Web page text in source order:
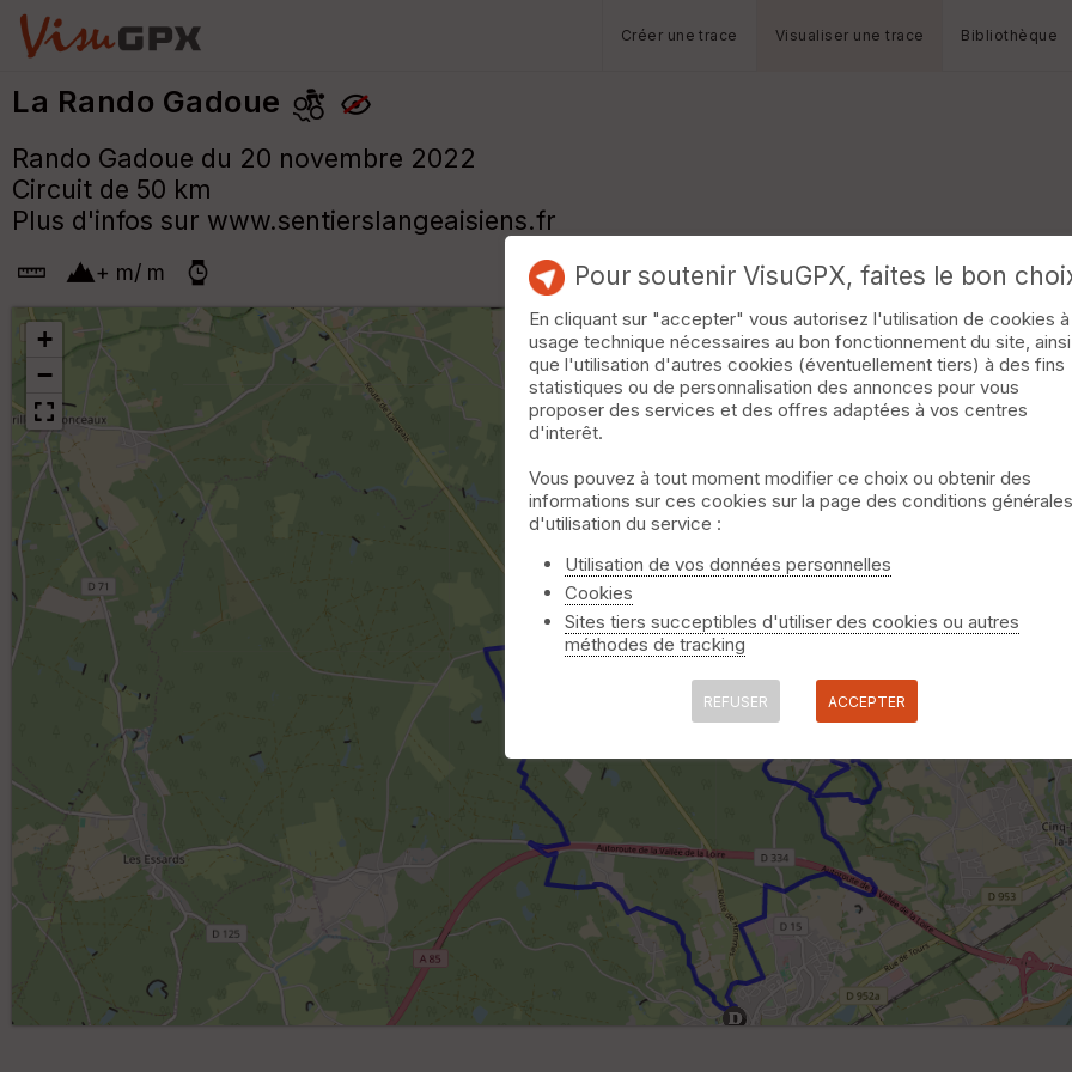
Créer une trace Visualiser une trace Bibliothèque
La Rando Gadoue
Rando Gadoue du 20 novembre 2022
Circuit de 50 km
Plus d'infos sur www.sentierslangeaisiens.fr
+ m/ m
+
−
Pour soutenir VisuGPX, faites le bon
En cliquant sur "accepter" vous autorisez l'utilisation de cookies à
usage technique nécessaires au bon fonctionnement du site, ainsi
que l'utilisation d'autres cookies (éventuellement tiers) à des fins
statistiques ou de personnalisation des annonces pour vous
proposer des services et des offres adaptées à vos centres
d'interêt.
Vous pouvez à tout moment modifier ce choix ou obtenir des
informations sur ces cookies sur la page des conditions générales
d'utilisation du service :
Utilisation de vos données personnelles
Cookies
Sites tiers succeptibles d'utiliser des cookies ou autres
méthodes de tracking
REFUSER ACCEPTER